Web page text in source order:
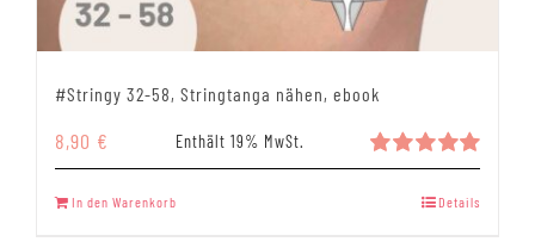
#Stringy 32-58, Stringtanga nähen, ebook
Bewertet
5.00
8,90 € Enthält 19% MwSt.
In den Warenkorb Details